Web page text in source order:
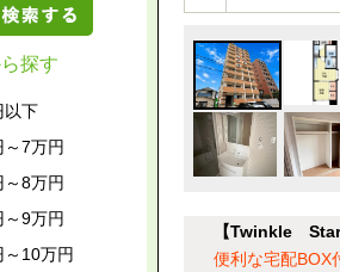
【Twinkle Star
便利な宅配BOX
探す
以下
～7万円
～8万円
～9万円
～10万円